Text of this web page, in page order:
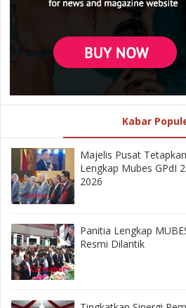
Kabar
Majelis Pusat
Lengkap Mubes GPdI
2026
Panitia Lengkap
Resmi Dilantik